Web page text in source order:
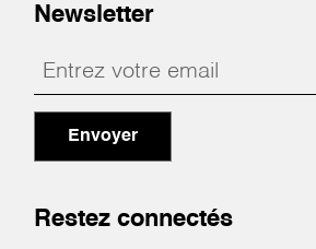
Newsletter
Envoyer
Restez connectés